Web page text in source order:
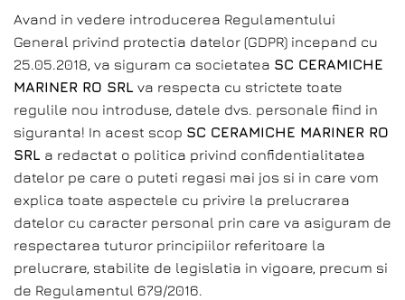
Avand in vedere introducerea Regulamentului
General privind protectia datelor (GDPR) incepand cu
25.05.2018, va siguram ca societatea SC CERAMICHE
MARINER RO SRL va respecta cu strictete toate
regulile nou introduse, datele dvs. personale fiind in
siguranta! In acest scop SC CERAMICHE MARINER RO
SRL a redactat o politica privind confidentialitatea
datelor pe care o puteti regasi mai jos si in care vom
explica toate aspectele cu privire la prelucrarea
datelor cu caracter personal prin care va asiguram de
respectarea tuturor principiilor referitoare la
prelucrare, stabilite de legislatia in vigoare, precum si
de Regulamentul 679/2016.